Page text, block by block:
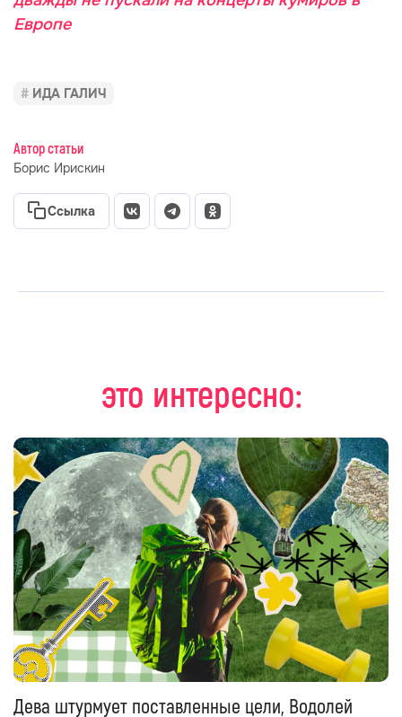
Европе
ИДА ГАЛИЧ
Автор статьи
Борис Ирискин
Ссылка
это интересно:
Дева штурмует поставленные цели, Водолей